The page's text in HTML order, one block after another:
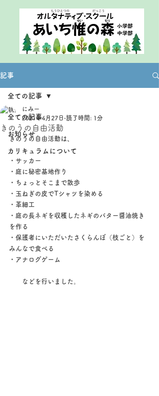
記事
全ての記事
お知らせ
カリキュラムについて
全ての記事
きのうの自由活動
にみー
2021年4月27日 読了時間: 1分
きのうの自由活動は、
・サッカー
・庭に秘密基地作り
・ちょっとそこまで散歩
・玉ねぎの皮でTシャツを染める
・革細工
・庭の長ネギを収穫したネギのバター醤油焼き
を作る
・保護者にいただいたさくらんぼ（枝ごと）を
みんなで食べる
・アナログゲーム
などを行いました。